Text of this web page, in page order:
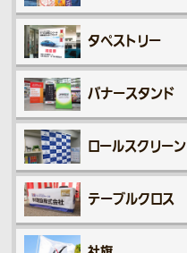
タペストリー
バナースタンド
ロールスクリーン
テーブルクロス